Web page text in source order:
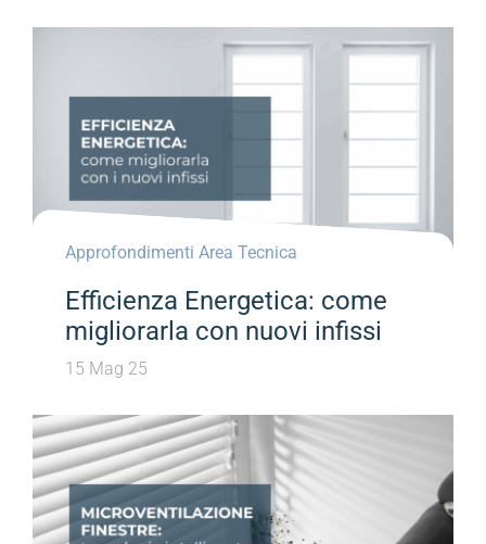
Approfondimenti Area Tecnica
Efficienza Energetica: come
migliorarla con nuovi infissi
15 Mag 25